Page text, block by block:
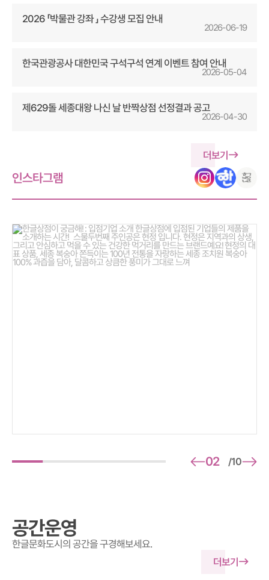
2026 「박물관 강좌 」 수강생 모집 안내
2026-06-19
한국관광공사 대한민국 구석구석 연계 이벤트 참여 안내
2026-05-04
제629돌 세종대왕 나신 날 반짝상점 선정결과 공고
2026-04-30
더보기
인스타그램
02 /10
공간운영
한글문화도시의 공간을 구경해보세요.
더보기